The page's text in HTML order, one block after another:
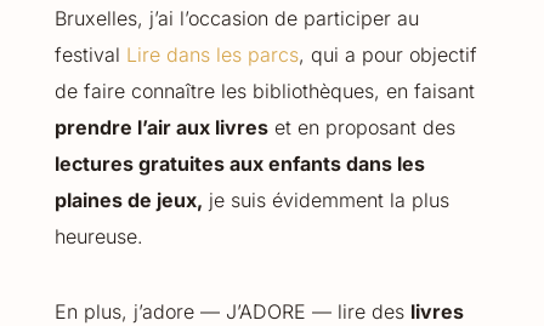
Bruxelles, j’ai l’occasion de participer au
festival Lire dans les parcs, qui a pour objectif
de faire connaître les bibliothèques, en faisant
prendre l’air aux livreset en proposant des
lectures gratuites aux enfants dans les
plaines de jeux, je suis évidemment la plus
heureuse.
En plus, j’adore — J’ADORE — lire des livres